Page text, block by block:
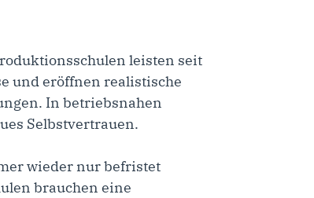
leisten seit
und eröffnen realistische
In betriebsnahen
Selbstvertrauen.
wieder nur befristet
brauchen eine